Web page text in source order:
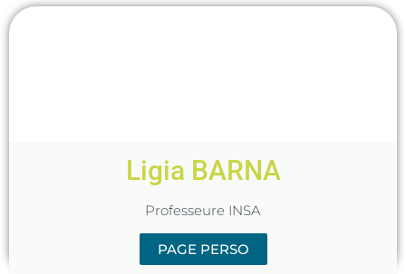
Ligia BARNA
Professeure INSA
PAGE PERSO